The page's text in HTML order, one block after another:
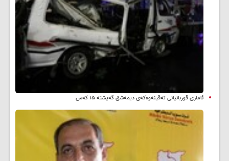
ئاماری قوربانیانی تەقینەوەکەی دیمەشق گەیشتە ۱۵ کەس